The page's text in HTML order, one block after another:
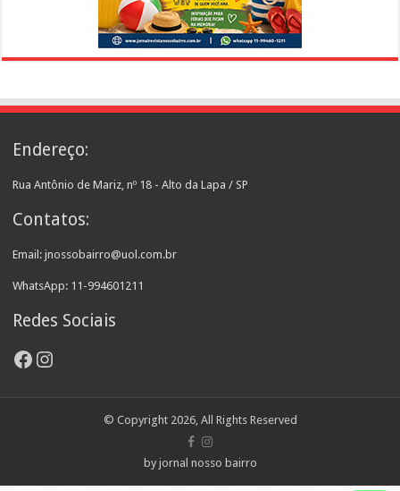
Endereço:
Rua Antônio de Mariz, nº 18 - Alto da Lapa / SP
Contatos:
Email: jnossobairro@uol.com.br
WhatsApp: 11-994601211
Redes Sociais
Facebook
Instagram
© Copyright 2026, All Rights Reserved
by jornal nosso bairro